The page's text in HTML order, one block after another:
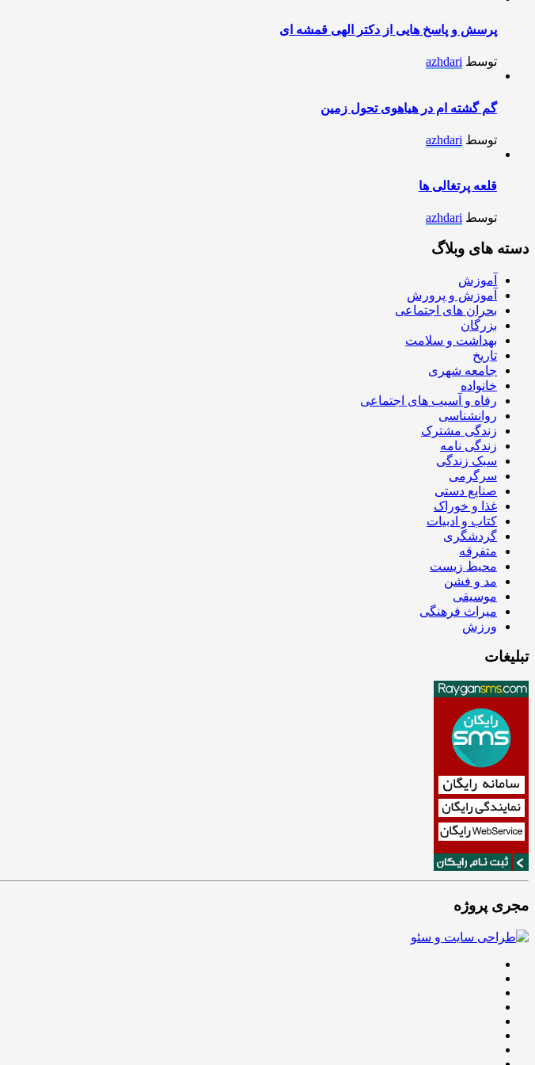
پرسش و پاسخ هایی از دکتر الهی قمشه ای
توسط azhdari
گم گشته ام در هیاهوی تحول زمین
توسط azhdari
قلعه پرتغالی ها
توسط azhdari
دسته های وبلاگ
آموزش
آموزش و پرورش
بحران های اجتماعی
بزرگان
بهداشت و سلامت
تاریخ
جامعه شهری
خانواده
رفاه و آسیب های اجتماعی
روانشناسی
زندگی مشترک
زندگی نامه
سبک زندگی
سرگرمی
صنایع دستی
غذا و خوراک
کتاب و ادبیات
گردشگری
متفرقه
محیط زیست
مد و فشن
موسیقی
میراث فرهنگی
ورزش
تبلیغات
مجری پروژه